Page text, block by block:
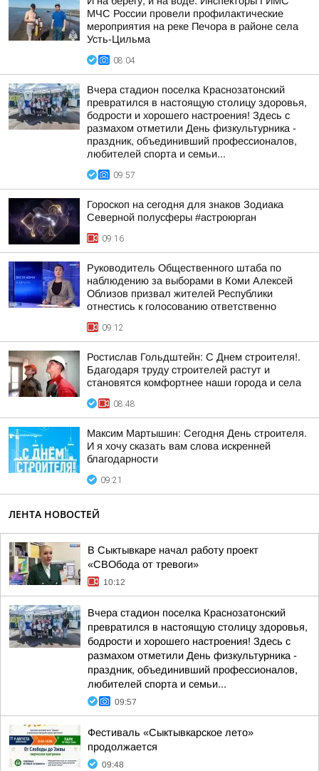
МЧС России провели профилактические
мероприятия на реке Печора в районе села
Усть-Цильма
08:04
Вчера стадион поселка Краснозатонский
превратился в настоящую столицу здоровья,
бодрости и хорошего настроения! Здесь с
размахом отметили День физкультурника -
праздник, объединивший профессионалов,
любителей спорта и семьи...
09:57
Гороскоп на сегодня для знаков Зодиака
Северной полусферы #астроюрган
09:16
Руководитель Общественного штаба по
наблюдению за выборами в Коми Алексей
Облизов призвал жителей Республики
отнестись к голосованию ответственно
09:12
Ростислав Гольдштейн: С Днем строителя!.
Бдагодаря труду строителей растут и
становятся комфортнее наши города и села
08:48
Максим Мартышин: Сегодня День строителя.
И я хочу сказать вам слова искренней
благодарности
09:21
ЛЕНТА НОВОСТЕЙ
В Сыктывкаре начал работу проект
«СВОбода от тревоги»
10:12
Вчера стадион поселка Краснозатонский
превратился в настоящую столицу здоровья,
бодрости и хорошего настроения! Здесь с
размахом отметили День физкультурника -
праздник, объединивший профессионалов,
любителей спорта и семьи...
09:57
Фестиваль «Сыктывкарское лето»
продолжается
09:48